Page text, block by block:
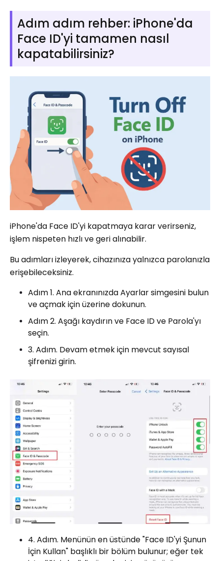
Adım adım rehber: iPhone'da
Face ID'yi tamamen nasıl
kapatabilirsiniz?
iPhone'da Face ID'yi kapatmaya karar verirseniz,
işlem nispeten hızlı ve geri alınabilir.
Bu adımları izleyerek, cihazınıza yalnızca parolanızla
erişebileceksiniz.
Adım 1. Ana ekranınızda Ayarlar simgesini bulun
ve açmak için üzerine dokunun.
Adım 2. Aşağı kaydırın ve Face ID ve Parola'yı
seçin.
3. Adım. Devam etmek için mevcut sayısal
şifrenizi girin.
4. Adım. Menünün en üstünde "Face ID'yi Şunun
İçin Kullan" başlıklı bir bölüm bulunur; eğer tek